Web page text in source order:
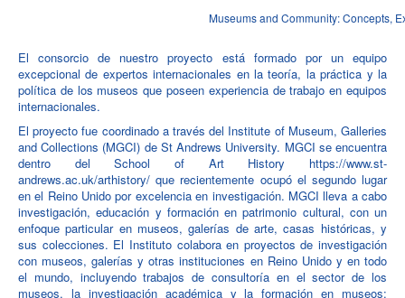
Museums and Community: Concepts,
El consorcio de nuestro proyecto está formado por un equipo
excepcional de expertos internacionales en la teoría, la práctica y la
política de los museos que poseen experiencia de trabajo en equipos
internacionales.
El proyecto fue coordinado a través del Institute of Museum, Galleries
and Collections (MGCI) de St Andrews University. MGCI se encuentra
dentro del School of Art History https://www.st-
andrews.ac.uk/arthistory/ que recientemente ocupó el segundo lugar
en el Reino Unido por excelencia en investigación. MGCI lleva a cabo
investigación, educación y formación en patrimonio cultural, con un
enfoque particular en museos, galerías de arte, casas históricas, y
sus colecciones. El Instituto colabora en proyectos de investigación
con museos, galerías y otras instituciones en Reino Unido y en todo
el mundo, incluyendo trabajos de consultoría en el sector de los
museos, la investigación académica y la formación en museos: